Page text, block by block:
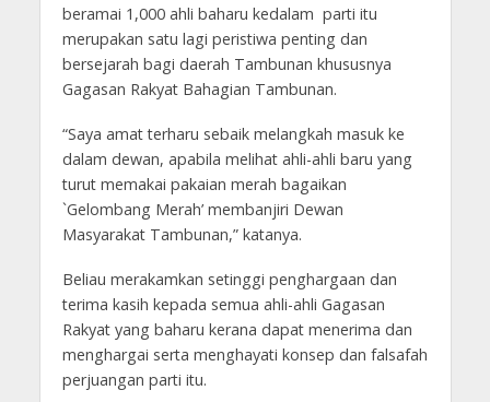
beramai 1,000 ahli baharu kedalam parti itu
merupakan satu lagi peristiwa penting dan
bersejarah bagi daerah Tambunan khususnya
Gagasan Rakyat Bahagian Tambunan.
“Saya amat terharu sebaik melangkah masuk ke
dalam dewan, apabila melihat ahli-ahli baru yang
turut memakai pakaian merah bagaikan
`Gelombang Merah’ membanjiri Dewan
Masyarakat Tambunan,” katanya.
Beliau merakamkan setinggi penghargaan dan
terima kasih kepada semua ahli-ahli Gagasan
Rakyat yang baharu kerana dapat menerima dan
menghargai serta menghayati konsep dan falsafah
perjuangan parti itu.